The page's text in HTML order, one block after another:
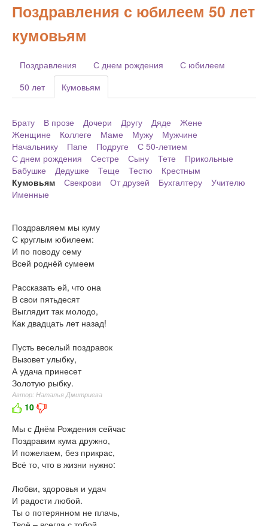
Поздравления с юбилеем 50 лет
кумовьям
Поздравления С днем рождения
С юбилеем
50 лет
Кумовьям
Брату В прозе Дочери Другу Дяде
Жене
Женщине
Коллеге Маме Мужу
Мужчине
Начальнику
Папе Подруге
С 50-летием
С днем рождения
Сестре Сыну Тете
Прикольные
Бабушке
Дедушке Теще Тестю
Крестным
Кумовьям
Свекрови От друзей Бухгалтеру
Учителю
Именные
Поздравляем мы куму
С круглым юбилеем:
И по поводу сему
Всей роднёй сумеем
Рассказать ей, что она
В свои пятьдесят
Выглядит так молодо,
Как двадцать лет назад!
Пусть веселый поздравок
Вызовет улыбку,
А удача принесет
Золотую рыбку.
Автор: Наталья Дмитриева
10
Мы с Днём Рождения сейчас
Поздравим кума дружно,
И пожелаем, без прикрас,
Всё то, что в жизни нужно:
Любви, здоровья и удач
И радости любой.
Ты о потерянном не плачь,